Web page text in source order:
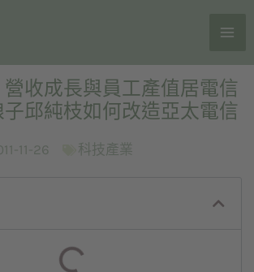
營收成長與員工產值居電信
邱純枝如何改造亞太電信
11-26 科技產業